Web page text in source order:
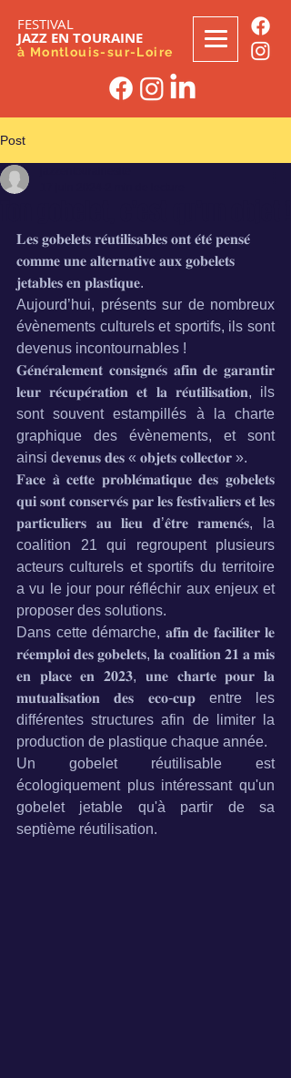
FESTIVAL
JAZZ EN TOURAINE
à Montlouis-sur-Loire
Post
𝐋𝐞𝐬 𝐠𝐨𝐛𝐞𝐥𝐞𝐭𝐬 𝐫𝐞́𝐮𝐭𝐢𝐥𝐢𝐬𝐚𝐛𝐥𝐞𝐬 𝐨𝐧𝐭 𝐞́𝐭𝐞́ 𝐩𝐞𝐧𝐬𝐞́
𝐜𝐨𝐦𝐦𝐞 𝐮𝐧𝐞 𝐚𝐥𝐭𝐞𝐫𝐧𝐚𝐭𝐢𝐯𝐞 𝐚𝐮𝐱 𝐠𝐨𝐛𝐞𝐥𝐞𝐭𝐬
𝐣𝐞𝐭𝐚𝐛𝐥𝐞𝐬 𝐞𝐧 𝐩𝐥𝐚𝐬𝐭𝐢𝐪𝐮𝐞.
Aujourd’hui, présents sur de nombreux
évènements culturels et sportifs, ils sont
devenus incontournables !
𝐆𝐞́𝐧𝐞́𝐫𝐚𝐥𝐞𝐦𝐞𝐧𝐭 𝐜𝐨𝐧𝐬𝐢𝐠𝐧𝐞́𝐬 𝐚𝐟𝐢𝐧 𝐝𝐞 𝐠𝐚𝐫𝐚𝐧𝐭𝐢𝐫
𝐥𝐞𝐮𝐫 𝐫𝐞́𝐜𝐮𝐩𝐞́𝐫𝐚𝐭𝐢𝐨𝐧 𝐞𝐭 𝐥𝐚 𝐫𝐞́𝐮𝐭𝐢𝐥𝐢𝐬𝐚𝐭𝐢𝐨𝐧, ils
sont souvent estampillés à la charte
graphique des évènements, et sont
ainsi d𝐞𝐯𝐞𝐧𝐮𝐬 𝐝𝐞𝐬 « 𝐨𝐛𝐣𝐞𝐭𝐬 𝐜𝐨𝐥𝐥𝐞𝐜𝐭𝐨𝐫 ».
𝐅𝐚𝐜𝐞 𝐚̀ 𝐜𝐞𝐭𝐭𝐞 𝐩𝐫𝐨𝐛𝐥𝐞́𝐦𝐚𝐭𝐢𝐪𝐮𝐞 𝐝𝐞𝐬 𝐠𝐨𝐛𝐞𝐥𝐞𝐭𝐬
𝐪𝐮𝐢 𝐬𝐨𝐧𝐭 𝐜𝐨𝐧𝐬𝐞𝐫𝐯𝐞́𝐬 𝐩𝐚𝐫 𝐥𝐞𝐬 𝐟𝐞𝐬𝐭𝐢𝐯𝐚𝐥𝐢𝐞𝐫𝐬 𝐞𝐭 𝐥𝐞𝐬
𝐩𝐚𝐫𝐭𝐢𝐜𝐮𝐥𝐢𝐞𝐫𝐬 𝐚𝐮 𝐥𝐢𝐞𝐮 𝐝’𝐞̂𝐭𝐫𝐞 𝐫𝐚𝐦𝐞𝐧𝐞́𝐬, la
coalition 21 qui regroupent plusieurs
acteurs culturels et sportifs du territoire
a vu le jour pour réfléchir aux enjeux et
proposer des solutions.
Dans cette démarche, 𝐚𝐟𝐢𝐧 𝐝𝐞 𝐟𝐚𝐜𝐢𝐥𝐢𝐭𝐞𝐫 𝐥𝐞
𝐫𝐞́𝐞𝐦𝐩𝐥𝐨𝐢 𝐝𝐞𝐬 𝐠𝐨𝐛𝐞𝐥𝐞𝐭𝐬, 𝐥𝐚 𝐜𝐨𝐚𝐥𝐢𝐭𝐢𝐨𝐧 𝟐𝟏 𝐚 𝐦𝐢𝐬
𝐞𝐧 𝐩𝐥𝐚𝐜𝐞 𝐞𝐧 𝟐𝟎𝟐𝟑, 𝐮𝐧𝐞 𝐜𝐡𝐚𝐫𝐭𝐞 𝐩𝐨𝐮𝐫 𝐥𝐚
𝐦𝐮𝐭𝐮𝐚𝐥𝐢𝐬𝐚𝐭𝐢𝐨𝐧 𝐝𝐞𝐬 𝐞𝐜𝐨-𝐜𝐮𝐩 entre les
différentes structures afin de limiter la
production de plastique chaque année.
Un gobelet réutilisable est
écologiquement plus intéressant qu'un
gobelet jetable qu'à partir de sa
septième réutilisation.